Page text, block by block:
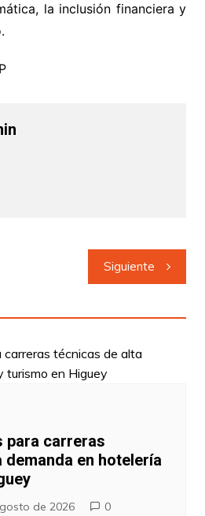
la inclusión financiera y
Siguiente
para carreras
en hotelería
de 2026 0